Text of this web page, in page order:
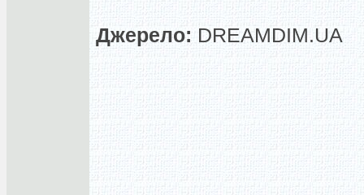
Джерело: DREAMDIM.UA